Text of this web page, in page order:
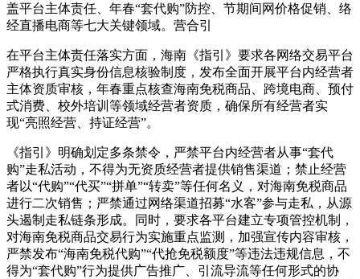
盖平台主体责任、年春“套代购”防控、节期间网价格促销、络
经直播电商等七大关键领域。营合引
在平台主体责任落实方面，海南《指引》要求各网络交易平台
严格执行真实身份信息核验制度，发布全面开展平台内经营者
主体资质审核，年春重点核查海南免税商品、跨境电商、预付
式消费、校外培训等领域经营者资质，确保所有经营者实
现“亮照经营、持证经营”。
《指引》明确划定多条禁令，严禁平台内经营者从事“套代
购”走私活动，不得为无资质经营者提供销售渠道；禁止经营
者以“代购”“代买”“拼单”“转卖”等任何名义，对海南免税商品
进行二次销售；严禁通过网络渠道招募“水客”参与走私，从源
头遏制走私链条形成。同时，要求各平台建立专项管控机制，
对海南免税商品交易行为实施重点监测，加强宣传内容审核，
严禁发布“海南免税代购”“代抢免税额度”等违法违规信息，不
得为“套代购”行为提供广告推广、引流导流等任何形式的协